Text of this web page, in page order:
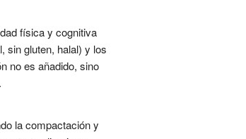
física y cognitiva
sin gluten, halal) y los
no es añadido, sino
la compactación y